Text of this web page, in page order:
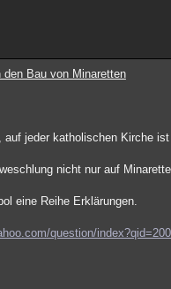
Bau von Minaretten
jeder katholischen Kirche
nicht nur auf
eine Reihe Erklärungen.
question/